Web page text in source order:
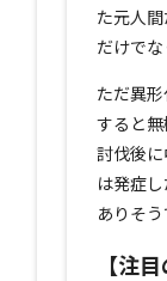
た元人
だけで
ただ異
すると無
討伐後
は発症
ありそ
【注